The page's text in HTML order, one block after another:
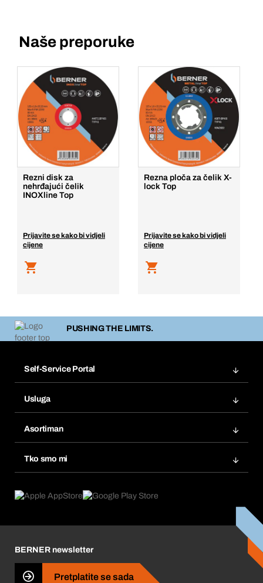
Naše preporuke
Rezni disk za
nehrđajući čelik
INOXline Top
Prijavite se kako bi vidjeli
cijene
Rezna ploča za čelik X-
lock Top
Prijavite se kako bi vidjeli
cijene
PUSHING THE LIMITS.
Self-Service Portal
Popisi želja
Ponovno naručivanje
Pretplate
Usluga
Tražitelji proizvoda
Asortiman
Tko smo mi
Što nas pokreće
Business Conduct
BERNER newsletter
Pretplatite se sada